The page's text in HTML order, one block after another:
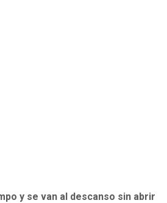
y se van al descanso sin abrir